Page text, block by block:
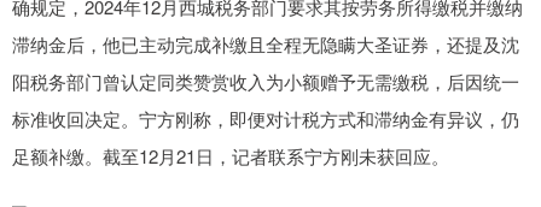
确规定，2024年12月西城税务部门要求其按劳务所得缴税并缴纳
滞纳金后，他已主动完成补缴且全程无隐瞒大圣证券，还提及沈
阳税务部门曾认定同类赞赏收入为小额赠予无需缴税，后因统一
标准收回决定。宁方刚称，即便对计税方式和滞纳金有异议，仍
足额补缴。截至12月21日，记者联系宁方刚未获回应。